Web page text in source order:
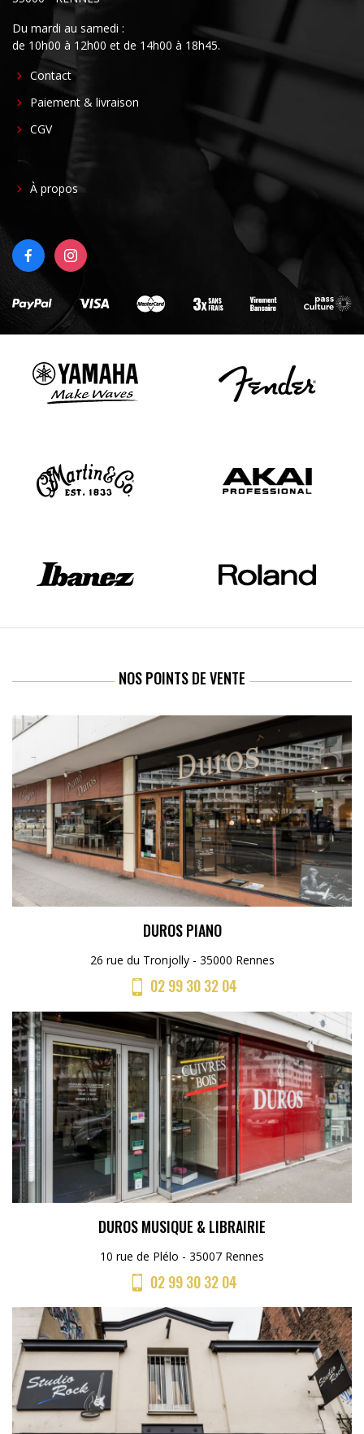
Du mardi au samedi :
de 10h00 à 12h00 et de 14h00 à 18h45.
FOOTER
CENTER
Contact
Paiement & livraison
CGV
FOOTER
À propos
FACEBOOKINSTAGRAM
NOS POINTS DE VENTE
DUROS PIANO
26 rue du Tronjolly - 35000 Rennes
02 99 30 32 04
DUROS MUSIQUE & LIBRAIRIE
10 rue de Plélo - 35007 Rennes
02 99 30 32 04